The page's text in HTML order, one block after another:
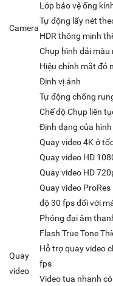
Camera
Lớp bảo vệ ống
Tự động lấy nét
HDR thông minh
Chụp hình dải
Hiệu chỉnh mắt đỏ
Định vị ảnh
Tự động chống
Chế độ Chụp liên
Định dạng của hình
Quay
video
Quay video 4K ở
Quay video HD
Quay video HD
Quay video
độ 30 fps đối với
Phóng đại âm
Flash True Tone
Hỗ trợ quay video
fps
Video tua nhanh